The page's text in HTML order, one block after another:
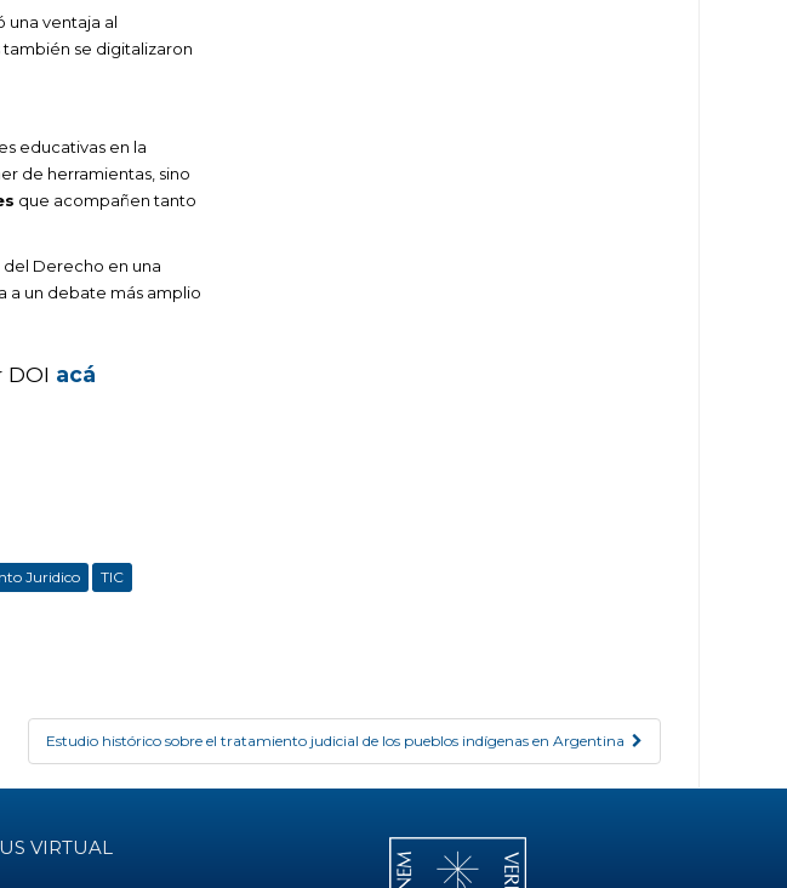
una ventaja al
se digitalizaron
educativas en la
de herramientas, sino
que acompañen tanto
Derecho en una
a un debate más amplio
acá
Juridico
TIC
Estudio histórico sobre el tratamiento judicial de los pueblos indígenas en Argentina
VIRTUAL